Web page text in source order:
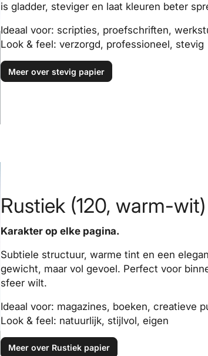
is gladder, steviger en laat kleuren beter
Ideaal voor: scripties, proefschriften,
Look & feel: verzorgd, professioneel, stevig
Meer over stevig papier
Rustiek (120, warm-wit)
Karakter op elke pagina.
Subtiele structuur, warme tint en een
gewicht, maar vol gevoel. Perfect voor
sfeer wilt.
Ideaal voor: magazines, boeken, creatieve
Look & feel: natuurlijk, stijlvol, eigen
Meer over Rustiek papier